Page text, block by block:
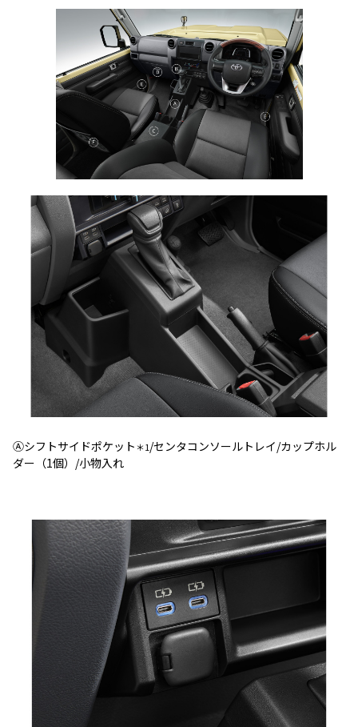
Ⓐシフトサイドポケット＊1/センタコンソールトレイ/カップホル
ダー（1個）/小物入れ